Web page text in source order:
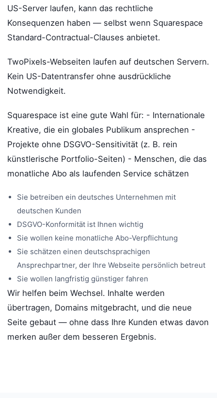
US-Server laufen, kann das rechtliche
Konsequenzen haben — selbst wenn Squarespace
Standard-Contractual-Clauses anbietet.
TwoPixels-Webseiten laufen auf deutschen Servern.
Kein US-Datentransfer ohne ausdrückliche
Notwendigkeit.
Squarespace ist eine gute Wahl für: - Internationale
Kreative, die ein globales Publikum ansprechen -
Projekte ohne DSGVO-Sensitivität (z. B. rein
künstlerische Portfolio-Seiten) - Menschen, die das
monatliche Abo als laufenden Service schätzen
Sie betreiben ein deutsches Unternehmen mit
deutschen Kunden
DSGVO-Konformität ist Ihnen wichtig
Sie wollen keine monatliche Abo-Verpflichtung
Sie schätzen einen deutschsprachigen
Ansprechpartner, der Ihre Webseite persönlich betreut
Sie wollen langfristig günstiger fahren
Wir helfen beim Wechsel. Inhalte werden
übertragen, Domains mitgebracht, und die neue
Seite gebaut — ohne dass Ihre Kunden etwas davon
merken außer dem besseren Ergebnis.